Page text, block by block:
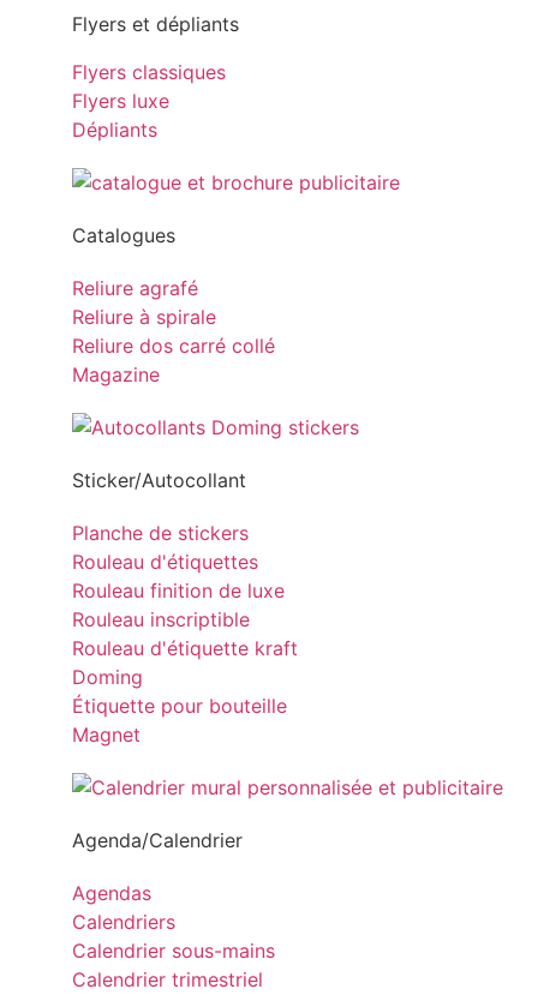
Flyers et dépliants
Flyers classiques
Flyers luxe
Dépliants
Catalogues
Reliure agrafé
Reliure à spirale
Reliure dos carré collé
Magazine
Sticker/Autocollant
Planche de stickers
Rouleau d'étiquettes
Rouleau finition de luxe
Rouleau inscriptible
Rouleau d'étiquette kraft
Doming
Étiquette pour bouteille
Magnet
Agenda/Calendrier
Agendas
Calendriers
Calendrier sous-mains
Calendrier trimestriel